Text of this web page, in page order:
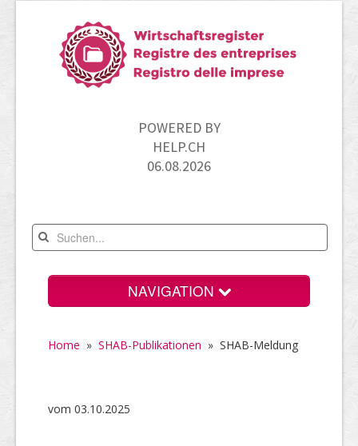
POWERED BY
HELP.CH
06.08.2026
NAVIGATION
Home » SHAB-Publikationen » SHAB-Meldung
vom 03.10.2025